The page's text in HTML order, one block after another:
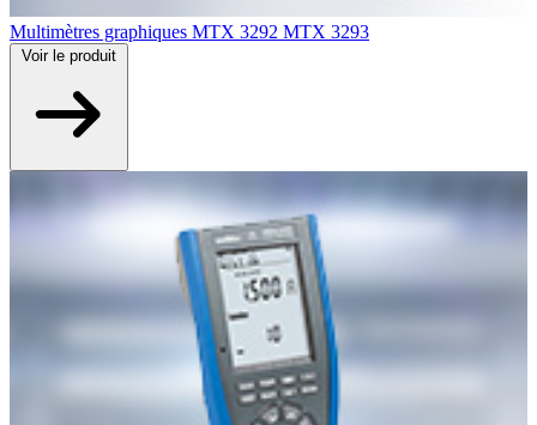
Multimètres graphiques MTX 3292 MTX 3293
Voir le produit